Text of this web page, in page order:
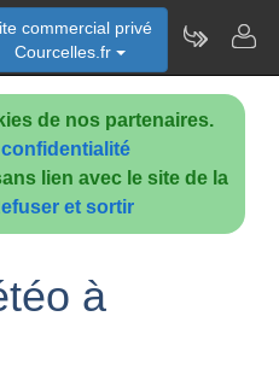
de nos partenaires.
lien avec le site de la
et sortir
commercial privé
Courcelles.fr
à